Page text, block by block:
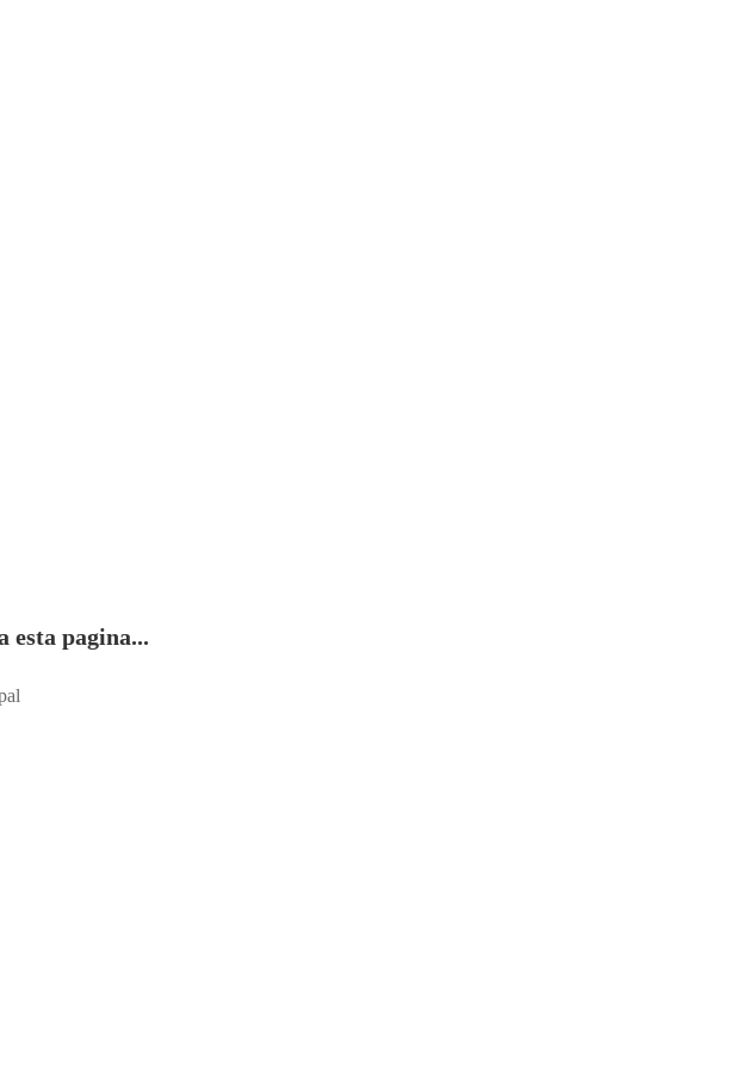
esta pagina...